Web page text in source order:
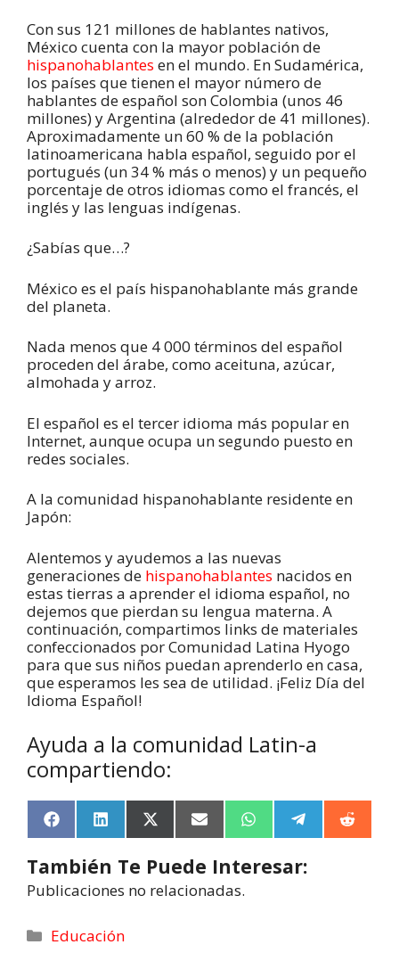
Con sus 121 millones de hablantes nativos,
México cuenta con la mayor población de
hispanohablantes en el mundo. En Sudamérica,
los países que tienen el mayor número de
hablantes de español son Colombia (unos 46
millones) y Argentina (alrededor de 41 millones).
Aproximadamente un 60 % de la población
latinoamericana habla español, seguido por el
portugués (un 34 % más o menos) y un pequeño
porcentaje de otros idiomas como el francés, el
inglés y las lenguas indígenas.
¿Sabías que…?
México es el país hispanohablante más grande
del planeta.
Nada menos que 4 000 términos del español
proceden del árabe, como aceituna, azúcar,
almohada y arroz.
El español es el tercer idioma más popular en
Internet, aunque ocupa un segundo puesto en
redes sociales.
A la comunidad hispanohablante residente en
Japón:
Alentemos y ayudemos a las nuevas
generaciones de hispanohablantes nacidos en
estas tierras a aprender el idioma español, no
dejemos que pierdan su lengua materna. A
continuación, compartimos links de materiales
confeccionados por Comunidad Latina Hyogo
para que sus niños puedan aprenderlo en casa,
que esperamos les sea de utilidad. ¡Feliz Día del
Idioma Español!
Ayuda a la comunidad Latin-a
compartiendo:
F
a
e
b
o
k
L
i
k
e
d
n
X
(
w
i
t
E
m
a
l
W
h
t
e
e
R
e
También Te Puede Interesar:
Publicaciones no relacionadas.
Educación